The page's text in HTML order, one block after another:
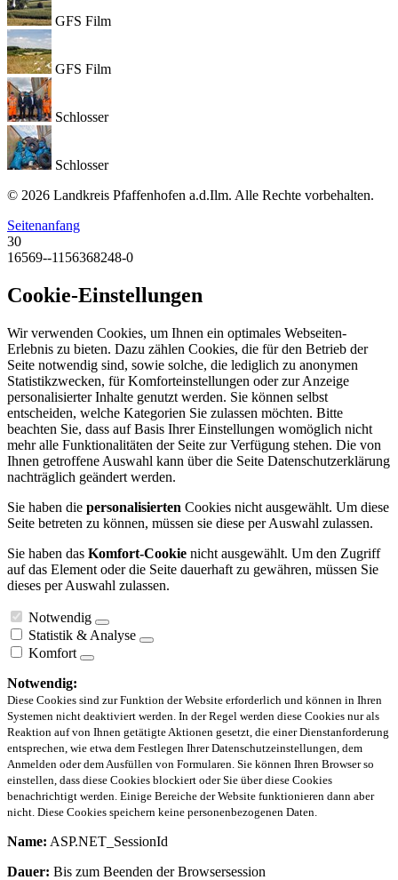
GFS Film
GFS Film
Schlosser
Schlosser
© 2026 Landkreis Pfaffenhofen a.d.Ilm. Alle Rechte vorbehalten.
Seitenanfang
30
16569--1156368248-0
Cookie-Einstellungen
Wir verwenden Cookies, um Ihnen ein optimales Webseiten-
Erlebnis zu bieten. Dazu zählen Cookies, die für den Betrieb der
Seite notwendig sind, sowie solche, die lediglich zu anonymen
Statistikzwecken, für Komforteinstellungen oder zur Anzeige
personalisierter Inhalte genutzt werden. Sie können selbst
entscheiden, welche Kategorien Sie zulassen möchten. Bitte
beachten Sie, dass auf Basis Ihrer Einstellungen womöglich nicht
mehr alle Funktionalitäten der Seite zur Verfügung stehen. Die von
Ihnen getroffene Auswahl kann über die Seite Datenschutzerklärung
nachträglich geändert werden.
Sie haben die personalisierten Cookies nicht ausgewählt. Um diese
Seite betreten zu können, müssen sie diese per Auswahl zulassen.
Sie haben das Komfort-Cookie nicht ausgewählt. Um den Zugriff
auf das Element oder die Seite dauerhaft zu gewähren, müssen Sie
dieses per Auswahl zulassen.
Notwendig
Statistik & Analyse
Komfort
Notwendig:
Diese Cookies sind zur Funktion der Website erforderlich und können in Ihren
Systemen nicht deaktiviert werden. In der Regel werden diese Cookies nur als
Reaktion auf von Ihnen getätigte Aktionen gesetzt, die einer Dienstanforderung
entsprechen, wie etwa dem Festlegen Ihrer Datenschutzeinstellungen, dem
Anmelden oder dem Ausfüllen von Formularen. Sie können Ihren Browser so
einstellen, dass diese Cookies blockiert oder Sie über diese Cookies
benachrichtigt werden. Einige Bereiche der Website funktionieren dann aber
nicht. Diese Cookies speichern keine personenbezogenen Daten.
Name: ASP.NET_SessionId
Dauer: Bis zum Beenden der Browsersession